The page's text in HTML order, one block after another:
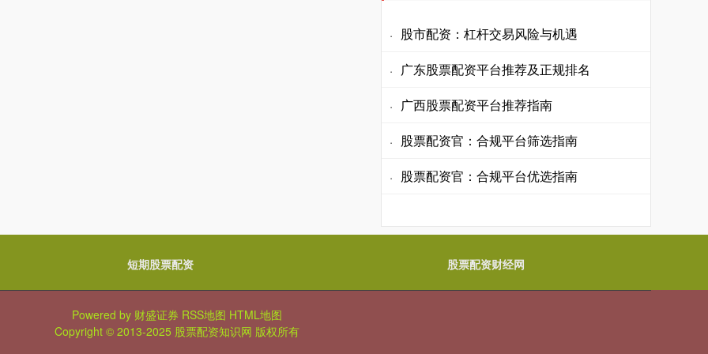
· 股市配资：杠杆交易风险与机遇
· 广东股票配资平台推荐及正规排名
· 广西股票配资平台推荐指南
· 股票配资官：合规平台筛选指南
· 股票配资官：合规平台优选指南
短期股票配资 股票配资财经网
Powered by 财盛证券 RSS地图 HTML地图
Copyright © 2013-2025 股票配资知识网 版权所有